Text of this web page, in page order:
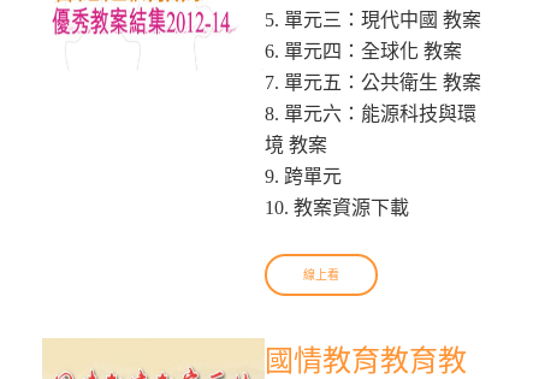
5. 單元三：現代中國 教案
6. 單元四：全球化 教案
7. 單元五：公共衛生 教案
8. 單元六：能源科技與環
境 教案
9. 跨單元
10. 教案資源下載
線上看
國情教育教育教